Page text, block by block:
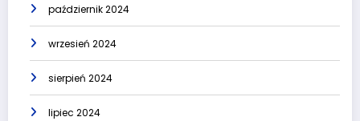
październik 2024
wrzesień 2024
sierpień 2024
lipiec 2024